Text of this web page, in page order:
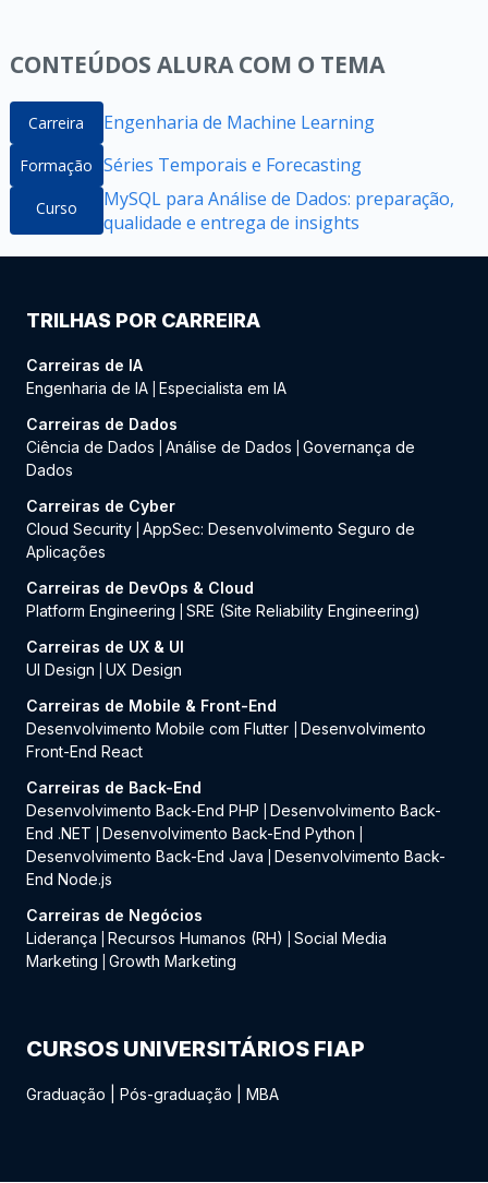
CONTEÚDOS ALURA COM O TEMA
Carreira Engenharia de Machine Learning
Formação Séries Temporais e Forecasting
Curso
MySQL para Análise de Dados: preparação,
qualidade e entrega de insights
TRILHAS POR CARREIRA
Carreiras de IA
Engenharia de IA Especialista em IA
Carreiras de Dados
Ciência de Dados
Análise de Dados
Governança de
Dados
Carreiras de Cyber
Cloud Security AppSec: Desenvolvimento Seguro de
Aplicações
Carreiras de DevOps & Cloud
Platform Engineering
SRE (Site Reliability Engineering)
Carreiras de UX & UI
UI Design
UX Design
Carreiras de Mobile & Front-End
Desenvolvimento Mobile com Flutter
Desenvolvimento
Front-End React
Carreiras de Back-End
Desenvolvimento Back-End PHP
Desenvolvimento Back-
End .NET
Desenvolvimento Back-End Python
Desenvolvimento Back-End Java
Desenvolvimento Back-
End Node.js
Carreiras de Negócios
Liderança
Recursos Humanos (RH)
Social Media
Marketing
Growth Marketing
CURSOS UNIVERSITÁRIOS FIAP
Graduação Pós-graduação MBA